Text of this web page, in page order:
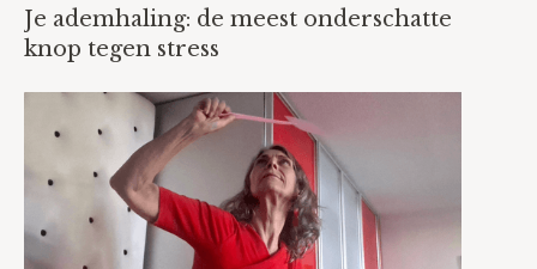
Je ademhaling: de meest onderschatte
knop tegen stress